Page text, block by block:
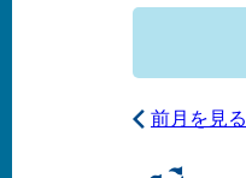
前月を見る